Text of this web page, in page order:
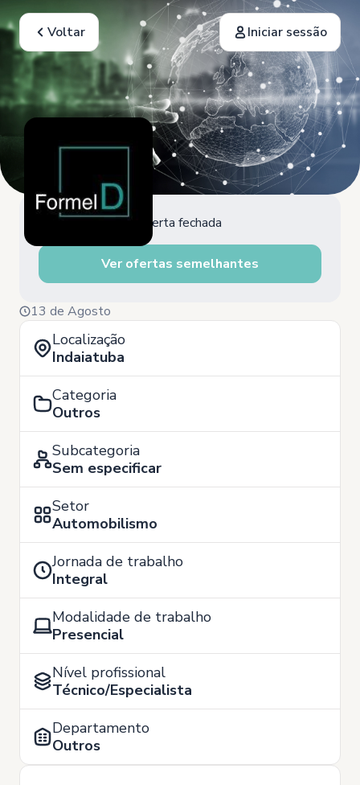
Voltar Iniciar sessão
Oferta fechada
Ver ofertas semelhantes
13 de Agosto
Localização
Indaiatuba
Categoria
Outros
Subcategoria
Sem especificar
Setor
Automobilismo
Jornada de trabalho
Integral
Modalidade de trabalho
Presencial
Nível profissional
Técnico/Especialista
Departamento
Outros